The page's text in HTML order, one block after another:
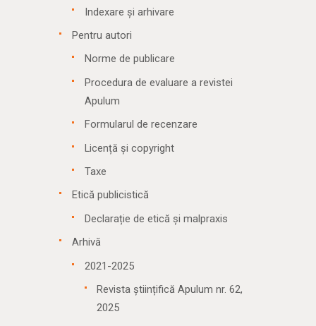
Indexare și arhivare
Pentru autori
Norme de publicare
Procedura de evaluare a revistei
Apulum
Formularul de recenzare
Licență și copyright
Taxe
Etică publicistică
Declarație de etică și malpraxis
Arhivă
2021-2025
Revista științifică Apulum nr. 62,
2025